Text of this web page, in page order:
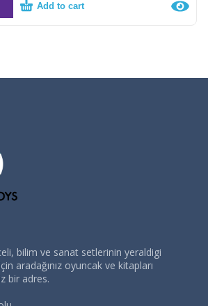
Add to cart
bilim ve sanat setlerinin yeraldigi
aradağınız oyuncak ve kitapları
bir adres.